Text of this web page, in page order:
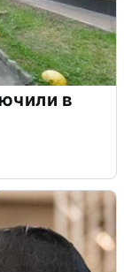
в